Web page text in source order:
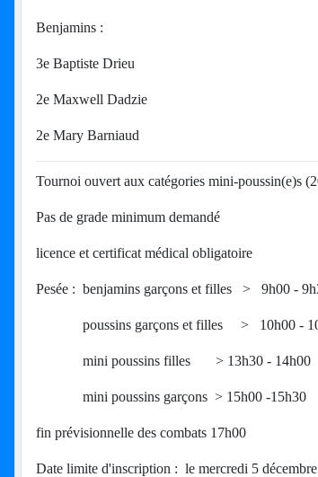
Benjamins :
3e Baptiste Drieu
2e Maxwell Dadzie
2e Mary Barniaud
Tournoi ouvert aux catégories mini-poussin(e)s
Pas de grade minimum demandé
licence et certificat médical obligatoire
Pesée : benjamins garçons et filles > 9h00 -
poussins garçons et filles > 10h00 -
mini poussins filles > 13h30 - 14h00
mini poussins garçons > 15h00 -15h30
fin prévisionnelle des combats 17h00
Date limite d'inscription : le mercredi 5 décembre